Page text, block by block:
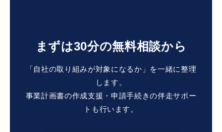
まずは30分の無料相談から
「自社の取り組みが対象になるか」を一緒に整理
します。
事業計画書の作成支援・申請手続きの伴走サポー
トも行います。